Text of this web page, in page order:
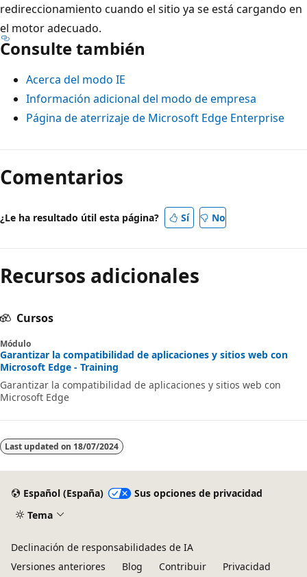
redireccionamiento cuando el sitio ya se está cargando en
el motor adecuado.
Consulte también
Acerca del modo IE
Información adicional del modo de empresa
Página de aterrizaje de Microsoft Edge Enterprise
Comentarios
¿Le ha resultado útil esta página? Sí No
Recursos adicionales
Cursos
Módulo
Garantizar la compatibilidad de aplicaciones y sitios web con
Microsoft Edge - Training
Garantizar la compatibilidad de aplicaciones y sitios web con
Microsoft Edge
Last updated on 18/07/2024
Español (España)
Sus opciones de privacidad
Tema
Declinación de responsabilidades de IA
Versiones anteriores
Blog Contribuir Privacidad